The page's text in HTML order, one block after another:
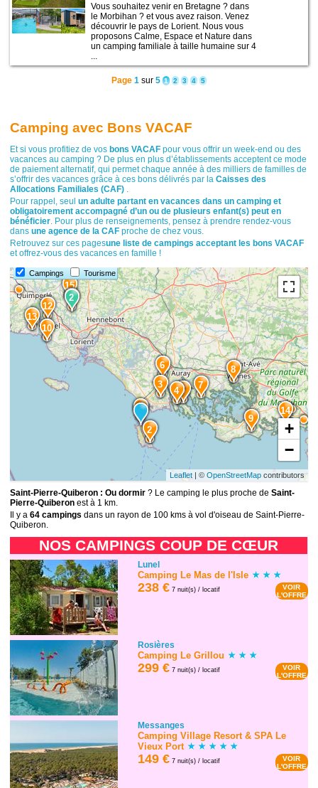
Vous souhaitez venir en Bretagne ? dans
le Morbihan ? et vous avez raison. Venez
découvrir le pays de Lorient. Nous vous
proposons Calme, Espace et Nature dans
un camping familiale à taille humaine sur 4
Page 1 sur 5 1 2 3 4 5
Camping avec Bons VACAF
Et si vous profitiez de vos bons VACAF pour vous offrir un week-end ou des
vacances au camping ? De plus en plus d’établissements acceptent ce mode
de paiement alternatif, qui permet chaque année à des milliers de familles de
s’offrir des vacances grâce à ces bons délivrés par laCaisses des
Allocations Familiales (CAF) .
Pour rappel, seulun adulte partant en vacances dans un camping et
obligatoirement accompagné d’un ou de plusieurs enfant(s) peut en
bénéficier. Pour plus de renseignements, pensez à prendre rendez-vous
dansune agence de la CAF proche de chez vous.
Retrouvez sur ces pagesune liste de campings acceptant les bons VACAF
et offrez-vous des vacances en famille !
Campings Tourisme
15
14
13
12
11
10
9
8
7
6
5
4
3
2
1
3
2
+
−
Leaflet| © OpenStreetMapcontributors
Saint-Pierre-Quiberon : Ou dormir ? Le camping le plus proche deSaint-
Pierre-Quiberon est à 1 km.
Il y a64 campings dans un rayon de 100 kms à vol d'oiseau de Saint-Pierre-
Quiberon.
NOS CAMPINGS COUP DE CŒUR
Lunel
Camping Le Mas de l'Isle
238 € 7 nuit(s) / locatif
VOIR
L'OFFRE
Rosières
Camping Le Grillou
299 € 7 nuit(s) / locatif
VOIR
L'OFFRE
Messanges
Camping Village Resort & SPA Le
Vieux Port
149 € 7 nuit(s) / locatif
VOIR
L'OFFRE